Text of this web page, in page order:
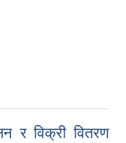
र विक्री वितरण